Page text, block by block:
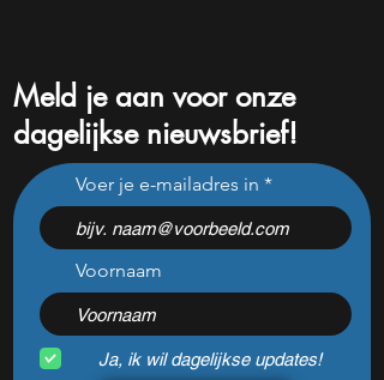
Europa smeekt om meer
beleggers, maar Den Haag
jaagt ze keihard weg
Meld je aan voor onze
dagelijkse nieuwsbrief!
Voer je e-mailadres in
Voornaam
Ja, ik wil dagelijkse updates!